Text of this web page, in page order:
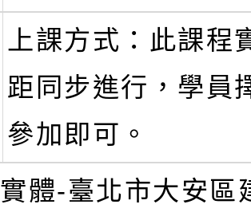
上課方式：此課程
距同步進行，學員
參加即可。
實體-臺北市大安區